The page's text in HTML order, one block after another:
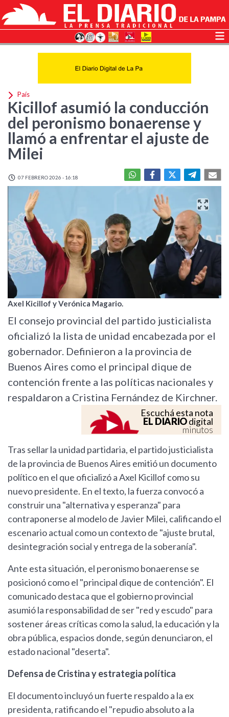
País
Kicillof asumió la conducción
del peronismo bonaerense y
llamó a enfrentar el ajuste de
Milei
07 FEBRERO 2026 - 16:18
Axel Kicillof y Verónica Magario.
El consejo provincial del partido justicialista
oficializó la lista de unidad encabezada por el
gobernador. Definieron a la provincia de
Buenos Aires como el principal dique de
contención frente a las políticas nacionales y
respaldaron a Cristina Fernández de Kirchner.
Escuchá esta nota
EL DIARIOdigital
minutos
Tras sellar la unidad partidaria, el partido justicialista
de la provincia de Buenos Aires emitió un documento
político en el que oficializó a Axel Kicillof como su
nuevo presidente. En el texto, la fuerza convocó a
construir una "alternativa y esperanza" para
contraponerse al modelo de Javier Milei, calificando el
escenario actual como un contexto de "ajuste brutal,
desintegración social y entrega de la soberanía".
Ante esta situación, el peronismo bonaerense se
posicionó como el "principal dique de contención". El
comunicado destaca que el gobierno provincial
asumió la responsabilidad de ser "red y escudo" para
sostener áreas críticas como la salud, la educación y la
obra pública, espacios donde, según denunciaron, el
estado nacional "deserta".
Defensa de Cristina y estrategia política
El documento incluyó un fuerte respaldo a la ex
presidenta, ratificando el "repudio absoluto a la